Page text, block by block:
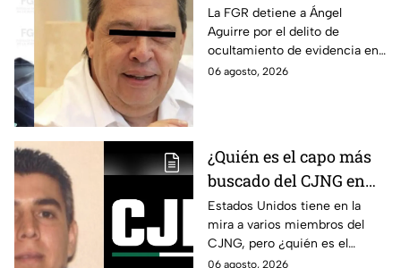
por la "Verdad
Histórica"; Así fue como
Ángel Aguirre obstruyó
la justicia en caso
La FGR detiene a Ángel
Aguirre por el delito de
ocultamiento de evidencia en
el caso Ayotzinapa. Esta es la
06 agosto, 2026
¿Quién es el capo más
buscado del CJNG en
Estados Unidos?
Estados Unidos tiene en la
mira a varios miembros del
CJNG, pero ¿quién es el
miembro más buscado por el
06 agosto, 2026